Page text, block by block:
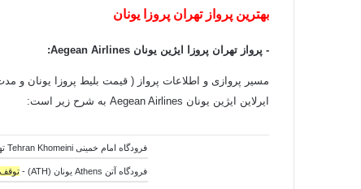
بهترین پرواز تهران پروزا یونان
- پرواز تهران پروزا ایژین یونانAegean Airlines
:
مسیر پروازی و اطلاعات پرواز ( قیمت بلیط پروزا یونان و
ایرلاین ایژین یونان Aegean Airlines به شرح زیر است:
فرودگاه امام خمینی Tehran Khomeini تهران ایران (IKA)
فرودگاه آتن Athens یونان (ATH) -
توقف 13